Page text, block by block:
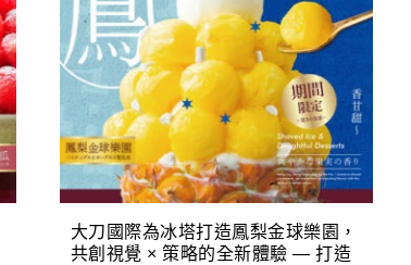
大刀國際為冰塔打造鳳梨金球樂園，
共創視覺 × 策略的全新體驗 — 打造